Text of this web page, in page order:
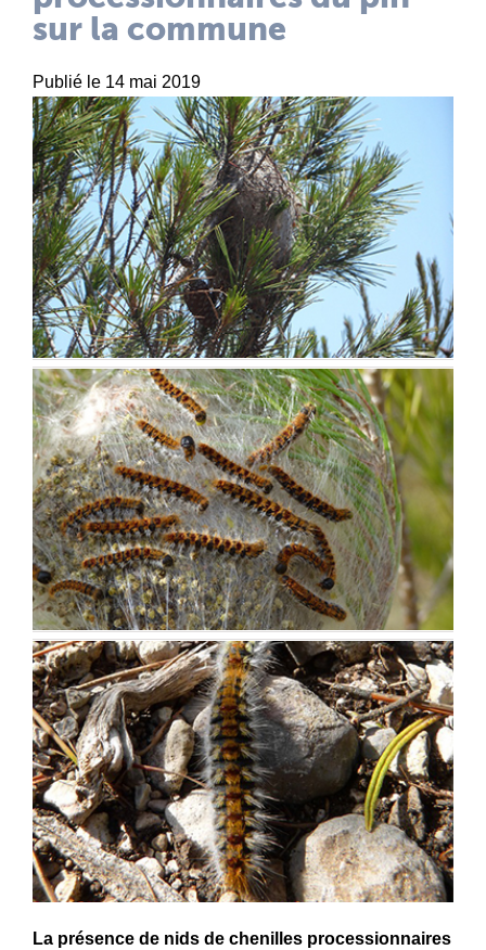
sur la commune
Publié le 14 mai 2019
La présence de nids de chenilles processionnaires